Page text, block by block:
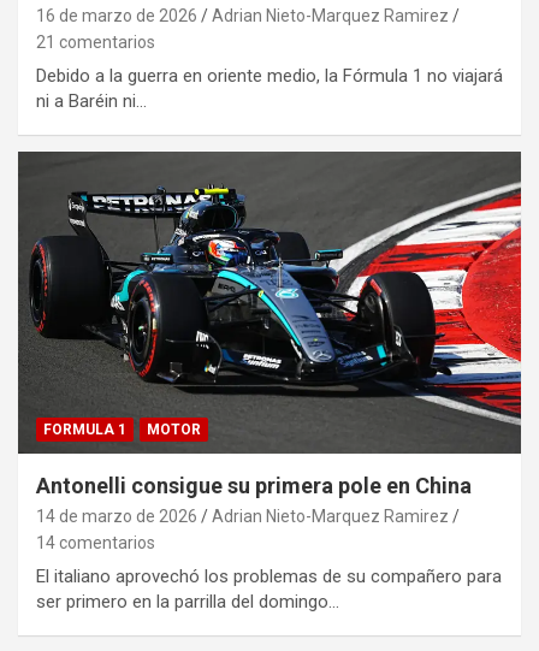
16 de marzo de 2026
Adrian Nieto-Marquez Ramirez
21 comentarios
Debido a la guerra en oriente medio, la Fórmula 1 no viajará
ni a Baréin ni…
FORMULA 1 MOTOR
Antonelli consigue su primera pole en China
14 de marzo de 2026
Adrian Nieto-Marquez Ramirez
14 comentarios
El italiano aprovechó los problemas de su compañero para
ser primero en la parrilla del domingo…